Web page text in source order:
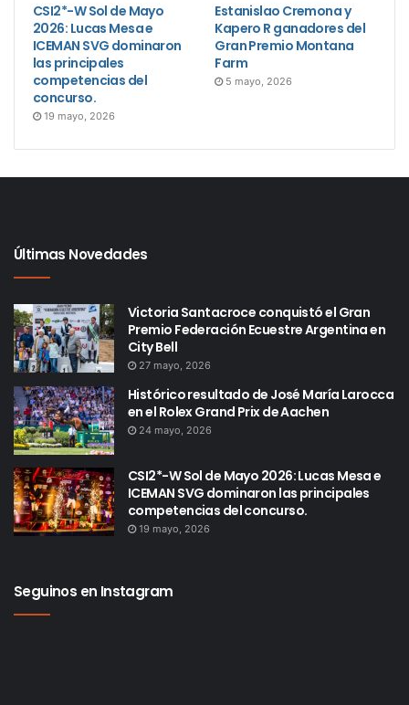
CSI2*-W Sol de Mayo
2026: Lucas Mesa e
ICEMAN SVG dominaron
las principales
competencias del
concurso.
19 mayo, 2026
Estanislao Cremona y
Kapero R ganadores del
Gran Premio Montana
Farm
5 mayo, 2026
Últimas Novedades
Victoria Santacroce conquistó el Gran
Premio Federación Ecuestre Argentina en
City Bell
27 mayo, 2026
Histórico resultado de José María Larocca
en el Rolex Grand Prix de Aachen
24 mayo, 2026
CSI2*-W Sol de Mayo 2026: Lucas Mesa e
ICEMAN SVG dominaron las principales
competencias del concurso.
19 mayo, 2026
Seguinos en Instagram